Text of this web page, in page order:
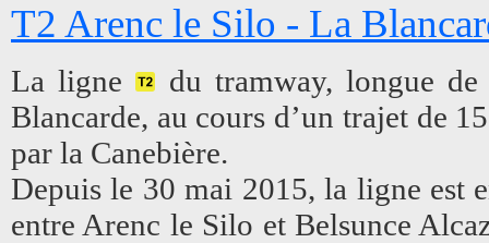
T2 Arenc le Silo - La
La ligne
du tramway, longue
Blancarde, au cours d’un trajet de
par la Canebière.
Depuis le 30 mai 2015, la ligne est
entre Arenc le Silo et Belsunce